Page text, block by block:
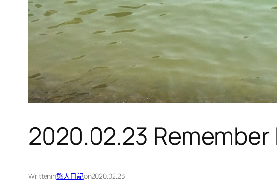
2020.02.23 Remember
Writtenin憨人日記on2020.02.23